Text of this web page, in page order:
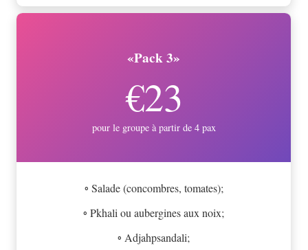
«Pack 3»
€23
pour le groupe à partir de 4 pax
◦ Salade (concombres, tomates);
◦ Pkhali ou aubergines aux noix;
◦ Adjahpsandali;